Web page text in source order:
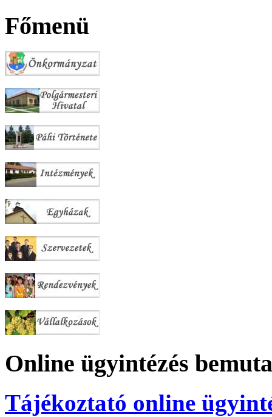
Főmenü
Online ügyintézés
Tájékoztató online